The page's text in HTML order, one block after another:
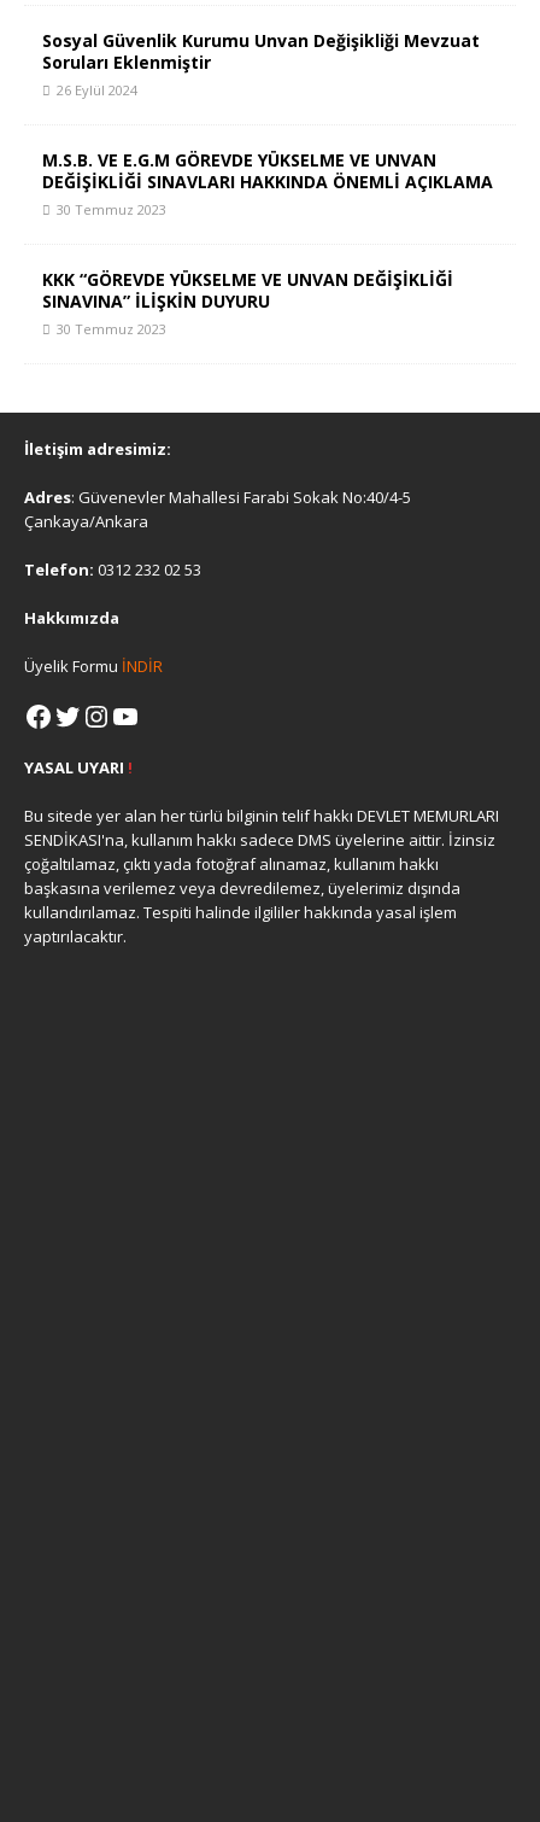
Sosyal Güvenlik Kurumu Unvan Değişikliği Mevzuat
Soruları Eklenmiştir
26 Eylül 2024
M.S.B. VE E.G.M GÖREVDE YÜKSELME VE UNVAN
DEĞİŞİKLİĞİ SINAVLARI HAKKINDA ÖNEMLİ AÇIKLAMA
30 Temmuz 2023
KKK “GÖREVDE YÜKSELME VE UNVAN DEĞİŞİKLİĞİ
SINAVINA” İLİŞKİN DUYURU
30 Temmuz 2023
İletişim adresimiz:
Adres: Güvenevler Mahallesi Farabi Sokak No:40/4-5
Çankaya/Ankara
Telefon: 0312 232 02 53
Hakkımızda
Üyelik Formu İNDİR
YASAL UYARI !
Bu sitede yer alan her türlü bilginin telif hakkı DEVLET MEMURLARI
SENDİKASI'na, kullanım hakkı sadece DMS üyelerine aittir. İzinsiz
çoğaltılamaz, çıktı yada fotoğraf alınamaz, kullanım hakkı
başkasına verilemez veya devredilemez, üyelerimiz dışında
kullandırılamaz. Tespiti halinde ilgililer hakkında yasal işlem
yaptırılacaktır.